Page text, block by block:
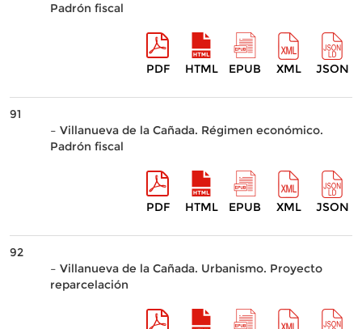
Padrón fiscal
PDF HTML EPUB XML JSON
91
– Villanueva de la Cañada. Régimen económico.
Padrón fiscal
PDF HTML EPUB XML JSON
92
– Villanueva de la Cañada. Urbanismo. Proyecto
reparcelación